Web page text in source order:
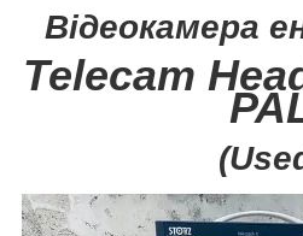
Відеокамера
Telecam